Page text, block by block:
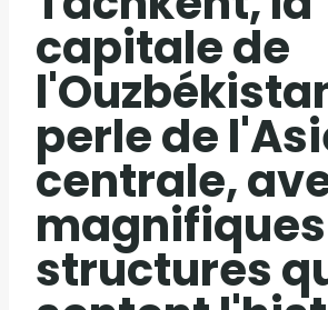
capitale de
perle de
centrale,
magnifiques
structures